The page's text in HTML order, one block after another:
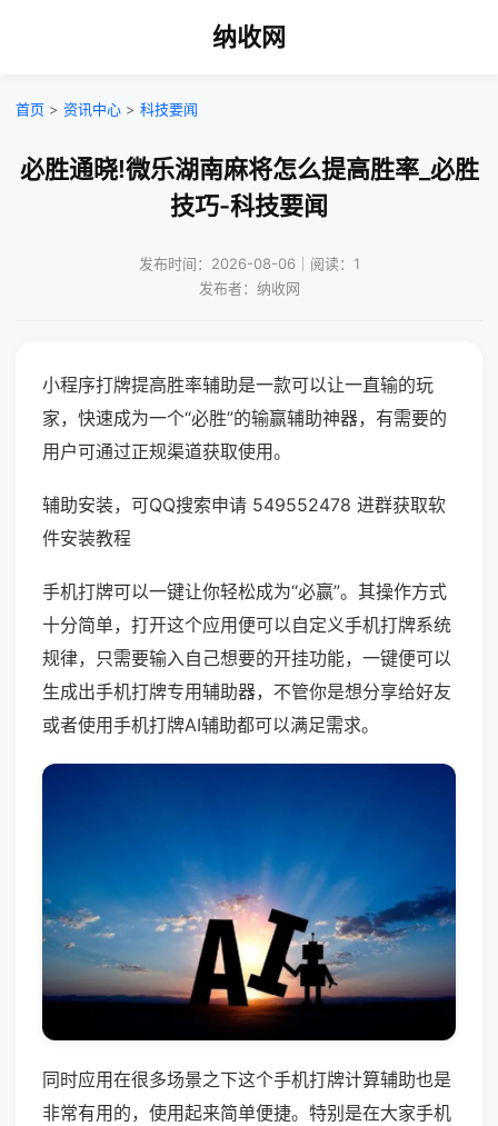
纳收网
首页 > 资讯中心 > 科技要闻
必胜通晓!微乐湖南麻将怎么提高胜率_必胜
技巧-科技要闻
发布时间：2026-08-06｜阅读：1
发布者：纳收网
小程序打牌提高胜率辅助是一款可以让一直输的玩
家，快速成为一个“必胜”的输赢辅助神器，有需要的
用户可通过正规渠道获取使用。
辅助安装，可QQ搜索申请 549552478 进群获取软
件安装教程
手机打牌可以一键让你轻松成为“必赢”。其操作方式
十分简单，打开这个应用便可以自定义手机打牌系统
规律，只需要输入自己想要的开挂功能，一键便可以
生成出手机打牌专用辅助器，不管你是想分享给好友
或者使用手机打牌AI辅助都可以满足需求。
同时应用在很多场景之下这个手机打牌计算辅助也是
非常有用的，使用起来简单便捷。特别是在大家手机